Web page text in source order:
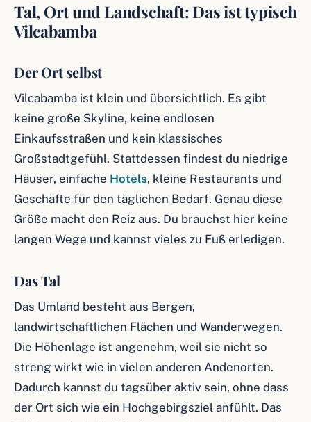
Tal, Ort und Landschaft: Das ist typisch
Vilcabamba
Der Ort selbst
Vilcabamba ist klein und übersichtlich. Es gibt
keine große Skyline, keine endlosen
Einkaufsstraßen und kein klassisches
Großstadtgefühl. Stattdessen findest du niedrige
Häuser, einfache Hotels, kleine Restaurants und
Geschäfte für den täglichen Bedarf. Genau diese
Größe macht den Reiz aus. Du brauchst hier keine
langen Wege und kannst vieles zu Fuß erledigen.
Das Tal
Das Umland besteht aus Bergen,
landwirtschaftlichen Flächen und Wanderwegen.
Die Höhenlage ist angenehm, weil sie nicht so
streng wirkt wie in vielen anderen Andenorten.
Dadurch kannst du tagsüber aktiv sein, ohne dass
der Ort sich wie ein Hochgebirgsziel anfühlt. Das